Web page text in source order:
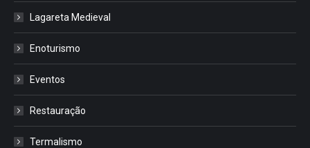
Lagareta Medieval
Enoturismo
Eventos
Restauração
Termalismo